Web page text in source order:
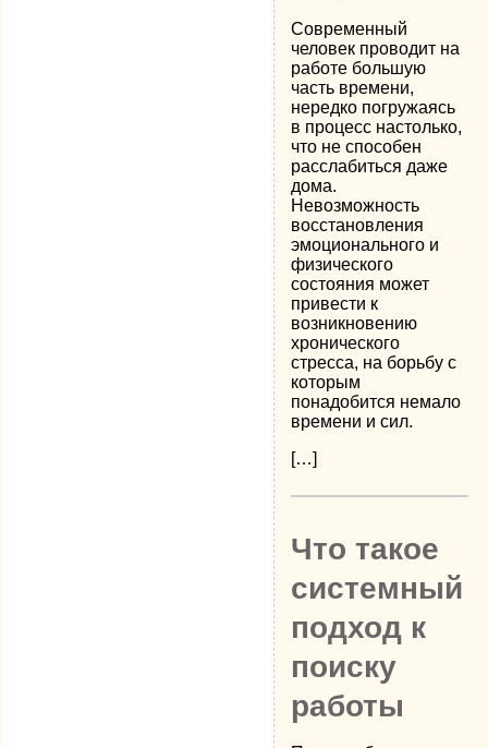
Современный
человек проводит на
работе большую
часть времени,
нередко погружаясь
в процесс настолько,
что не способен
расслабиться даже
дома.
Невозможность
восстановления
эмоционального и
физического
состояния может
привести к
возникновению
хронического
стресса, на борьбу с
которым
понадобится немало
времени и сил.
[…]
Что такое
системный
подход к
поиску
работы